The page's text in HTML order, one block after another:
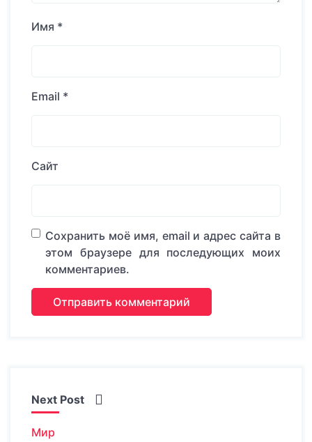
Имя *
Email *
Сайт
Сохранить моё имя, email и адрес сайта в
этом браузере для последующих моих
комментариев.
Next Post
Мир